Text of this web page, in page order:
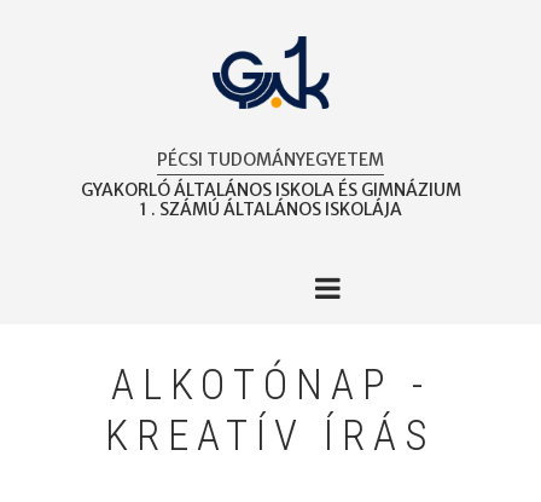
PÉCSI TUDOMÁNYEGYETEM
GYAKORLÓ ÁLTALÁNOS ISKOLA ÉS GIMNÁZIUM
1 . SZÁMÚ ÁLTALÁNOS ISKOLÁJA
ALKOTÓNAP -
KREATÍV ÍRÁS